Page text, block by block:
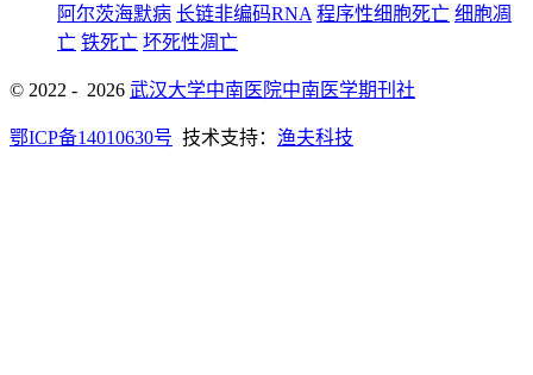
阿尔茨海默病 长链非编码RNA 程序性细胞死亡 细胞凋
亡 铁死亡 坏死性凋亡
© 2022 - 2026 武汉大学中南医院中南医学期刊社
鄂ICP备14010630号 技术支持： 渔夫科技